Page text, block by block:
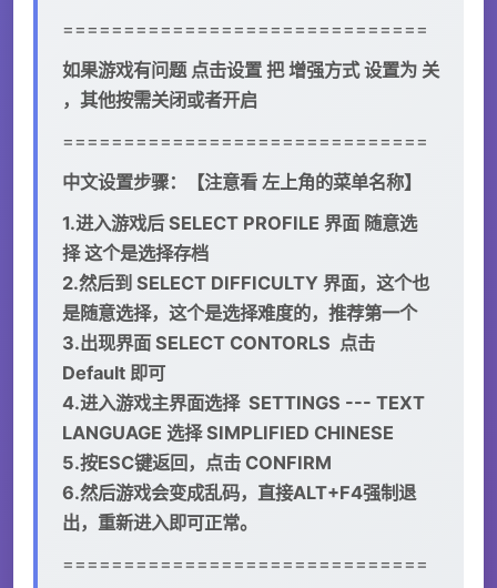
==============================
如果游戏有问题 点击设置 把 增强方式 设置为 关
，其他按需关闭或者开启
==============================
中文设置步骤：【注意看 左上角的菜单名称】
1.进入游戏后 SELECT PROFILE 界面 随意选
择 这个是选择存档
2.然后到 SELECT DIFFICULTY 界面，这个也
是随意选择，这个是选择难度的，推荐第一个
3.出现界面 SELECT CONTORLS 点击
Default 即可
4.进入游戏主界面选择 SETTINGS --- TEXT
LANGUAGE 选择 SIMPLIFIED CHINESE
5.按ESC键返回，点击 CONFIRM
6.然后游戏会变成乱码，直接ALT+F4强制退
出，重新进入即可正常。
==============================